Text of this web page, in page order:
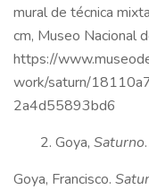
mural de técnica
cm, Museo Nacional
https://
work/saturn/
2a4d55893bd6
2. Goya, Saturno.
Goya, Francisco.